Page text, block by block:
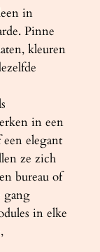
in
Pinne
kleuren
in een
elegant
ze zich
bureau of
gang
in elke